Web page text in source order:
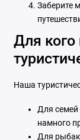
Заберите
Для кого
Наша
Для семей
намного
Для